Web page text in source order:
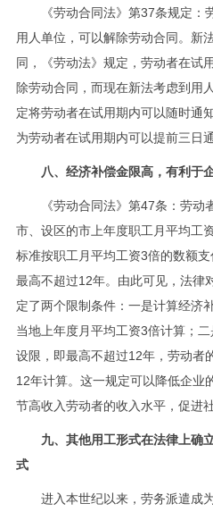
《劳动合同法》第37条规定：
用人单位，可以解除劳动合同。新
同，《劳动法》规定，劳动者在试
除劳动合同，而现在新法考虑到用
定将劳动者在试用期内可以随时通
为劳动者在试用期内可以提前三日
八、经济补偿金限高，有利于
《劳动合同法》第47条：劳动
市、设区的市上年度职工月平均工
标准按职工月平均工资3倍的数额
最高不超过12年。由此可见，法律
定了两个限制条件：一是计算经济
当地上年度月平均工资3倍计算；
设限，即最高不超过12年，劳动者
12年计算。这一规定可以降低企业
节高收入劳动者的收入水平，促进
九、其他用工形式在法律上确
式
进入本世纪以来，劳务派遣成为